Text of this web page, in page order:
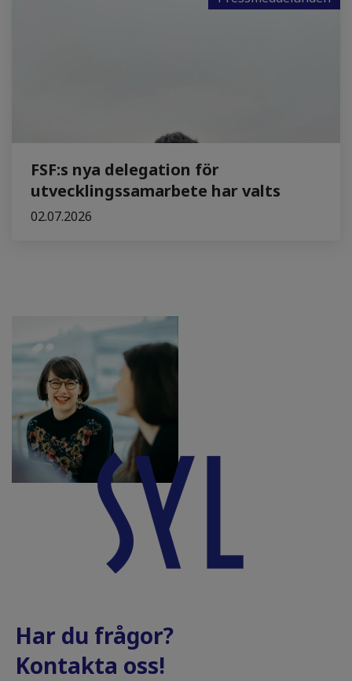
FSF:s nya delegation för
utvecklingssamarbete har valts
02.07.2026
Har du frågor?
Kontakta oss!